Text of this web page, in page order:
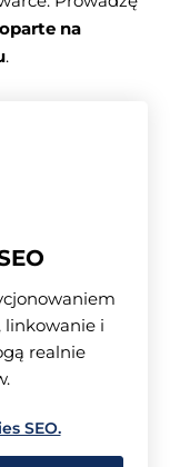
na
.
linkowanie i
realnie
SEO.